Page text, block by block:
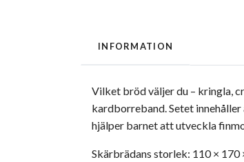
INFORMATION
Vilket bröd väljer du – kringla,
kardborreband. Setet
hjälper barnet att utveckla
Skärbrädans storlek: 110 × 170